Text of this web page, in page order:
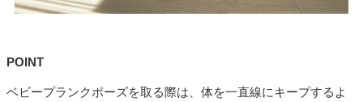
POINT
ベビープランクポーズを取る際は、体を一直線にキープするよ